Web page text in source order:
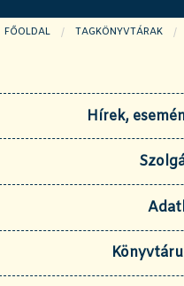
FŐOLDAL TAGKÖNYVTÁRAK
Hírek,